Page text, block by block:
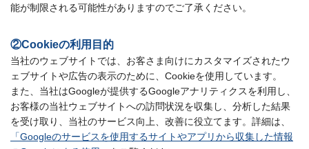
能が制限される可能性がありますのでご了承ください。
②Cookieの利用目的
当社のウェブサイトでは、お客さま向けにカスタマイズされたウ
ェブサイトや広告の表示のために、Cookieを使用しています。
また、当社はGoogleが提供するGoogleアナリティクスを利用し、
お客様の当社ウェブサイトへの訪問状況を収集し、分析した結果
を受け取り、当社のサービス向上、改善に役立てます。詳細は、
「Googleのサービスを使用するサイトやアプリから収集した情報